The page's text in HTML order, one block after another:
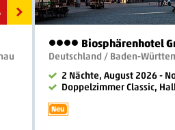
4 Sterne
Biosphärenhotel
Deutschland / Baden-
2 Nächte, August 2026 -
Doppelzimmer Classic,
Neu